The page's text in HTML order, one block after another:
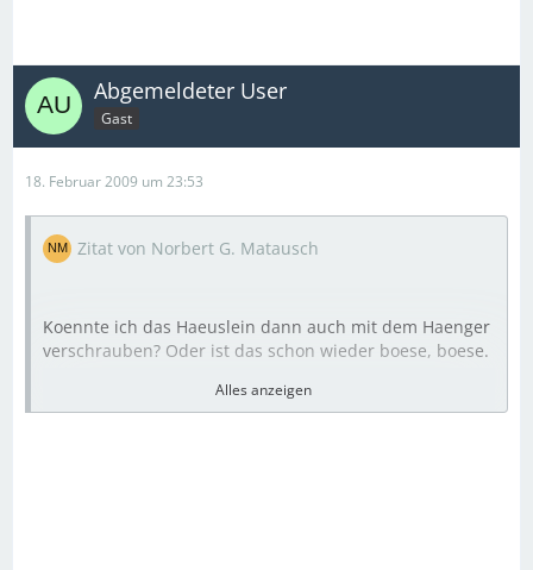
Abgemeldeter User
Gast
18. Februar 2009 um 23:53
Zitat von Norbert G. Matausch
Koennte ich das Haeuslein dann auch mit dem Haenger
verschrauben? Oder ist das schon wieder boese, boese.
Nö. wenn du Schrauben als Ladungssicherung und
Alles anzeigen